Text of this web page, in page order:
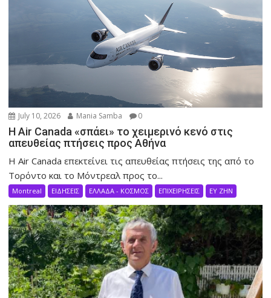
July 10, 2026 Mania Samba 0
Η Air Canada «σπάει» το χειμερινό κενό στις
απευθείας πτήσεις προς Αθήνα
Η Air Canada επεκτείνει τις απευθείας πτήσεις της από το
Τορόντο και το Μόντρεαλ προς το...
Montreal ΕΙΔΗΣΕΙΣ ΕΛΛΑΔΑ - ΚΟΣΜΟΣ ΕΠΙΧΕΙΡΗΣΕΙΣ ΕΥ ΖΗΝ